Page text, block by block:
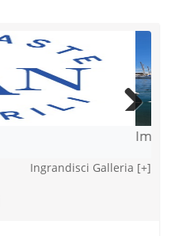
Next
Ingrandisci Galleria [+]